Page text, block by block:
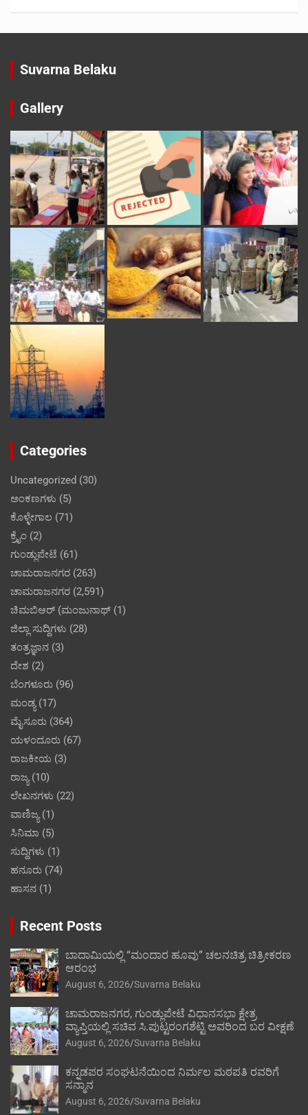
Suvarna Belaku
Gallery
Categories
Uncategorized (30)
ಅಂಕಣಗಳು (5)
ಕೊಳ್ಳೇಗಾಲ (71)
ಕ್ರೈಂ (2)
ಗುಂಡ್ಲುಪೇಟೆ (61)
ಚಾಮರಾಜನಗರ (263)
ಚಾಮರಾಜನಗರ (2,591)
ಚಿಮಬಿಆರ್ (ಮಂಜುನಾಥ್ (1)
ಜಿಲ್ಲಾ ಸುದ್ದಿಗಳು (28)
ತಂತ್ರಜ್ಞಾನ (3)
ದೇಶ (2)
ಬೆಂಗಳೂರು (96)
ಮಂಡ್ಯ(17)
ಮೈಸೂರು (364)
ಯಳಂದೂರು (67)
ರಾಜಕೀಯ (3)
ರಾಜ್ಯ(10)
ಲೇಖನಗಳು (22)
ವಾಣಿಜ್ಯ(1)
ಸಿನಿಮಾ (5)
ಸುದ್ದಿಗಳು (1)
ಹನೂರು (74)
ಹಾಸನ (1)
Recent Posts
ಬಾದಾಮಿಯಲ್ಲಿ “ಮಂದಾರ ಹೂವು” ಚಲನಚಿತ್ರ ಚಿತ್ರೀಕರಣ
ಆರಂಭ
August 6, 2026 Suvarna Belaku
ಚಾಮರಾಜನಗರ, ಗುಂಡ್ಲುಪೇಟೆ ವಿಧಾನಸಭಾ ಕ್ಷೇತ್ರ
ವ್ಯಾಪ್ತಿಯಲ್ಲಿ ಸಚಿವ ಸಿ.ಪುಟ್ಟರಂಗಶೆಟ್ಟಿ ಅವರಿಂದ ಬರ ವೀಕ್ಷಣೆ
August 6, 2026 Suvarna Belaku
ಕನ್ನಡಪರ ಸಂಘಟನೆಯಿಂದ ನಿರ್ಮಲ ಮಠಪತಿ ರವರಿಗೆ
ಸನ್ಮಾನ
August 6, 2026 Suvarna Belaku